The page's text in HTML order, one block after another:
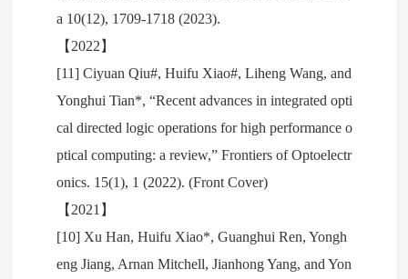
a 10(12), 1709-1718 (2023).
【2022】
[11] Ciyuan Qiu#, Huifu Xiao#, Liheng Wang, and
Yonghui Tian*, “Recent advances in integrated opti
cal directed logic operations for high performance o
ptical computing: a review,” Frontiers of Optoelectr
onics. 15(1), 1 (2022). (Front Cover)
【2021】
[10] Xu Han, Huifu Xiao*, Guanghui Ren, Yongh
eng Jiang, Arnan Mitchell, Jianhong Yang, and Yon